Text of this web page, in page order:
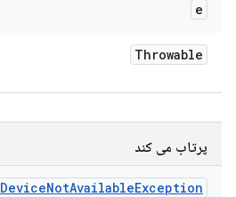
e
Throwable
پرتاب می کند
DeviceNotAvailableException